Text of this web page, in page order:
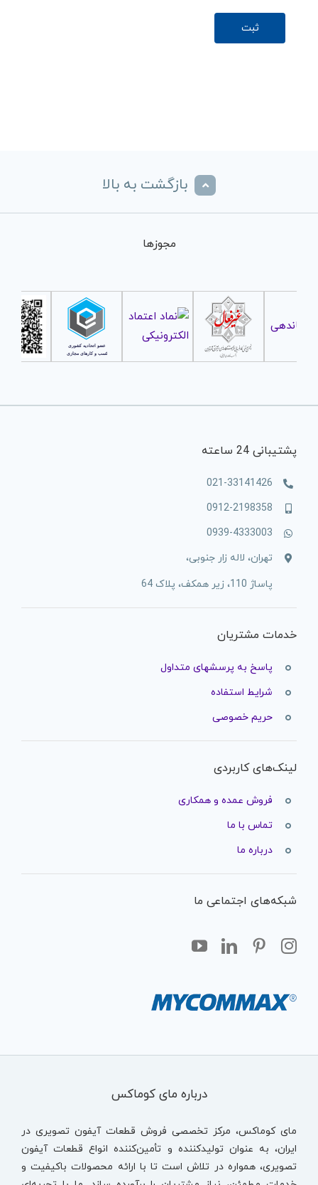
بازگشت به بالا
مجوزها
پشتیبانی 24 ساعته
021-33141426
0912-2198358
0939-4333003
تهران، لاله زار جنوبی،
پاساژ 110، زیر همکف، پلاک 64
خدمات مشتریان
پاسخ به پرسشهای متداول
شرایط استفاده
حریم خصوصی
لینک‌های کاربردی
فروش عمده و همکاری
تماس با ما
درباره ما
شبکه‌های اجتماعی ما
درباره مای کوماکس
مای کوماکس، مرکز تخصصی فروش قطعات آیفون تصویری در
ایران، به عنوان تولیدکننده و تأمین‌کننده انواع قطعات آیفون
تصویری، همواره در تلاش است تا با ارائه محصولات باکیفیت و